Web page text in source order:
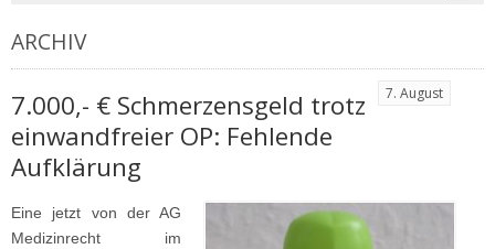
ARCHIV
7. August
7.000,- € Schmerzensgeld trotz
einwandfreier OP: Fehlende
Aufklärung
Eine jetzt von der AG
Medizinrecht im